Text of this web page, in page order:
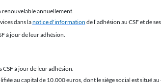
renouvelable annuellement.
dans lanotice d'information de l’adhésion au CSF et de
à jour de leur adhésion.
à jour de leur adhésion.
au capital de 10.000 euros, dont le siège social est situé